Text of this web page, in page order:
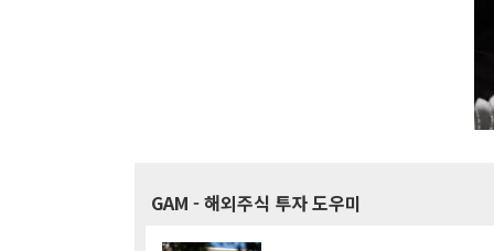
GAM - 해외주식 투자 도우미